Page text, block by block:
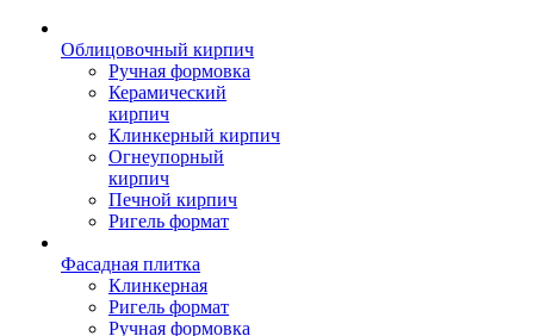
Облицовочный кирпич
Ручная формовка
Керамический
кирпич
Клинкерный кирпич
Огнеупорный
кирпич
Печной кирпич
Ригель формат
Фасадная плитка
Клинкерная
Ригель формат
Ручная формовка